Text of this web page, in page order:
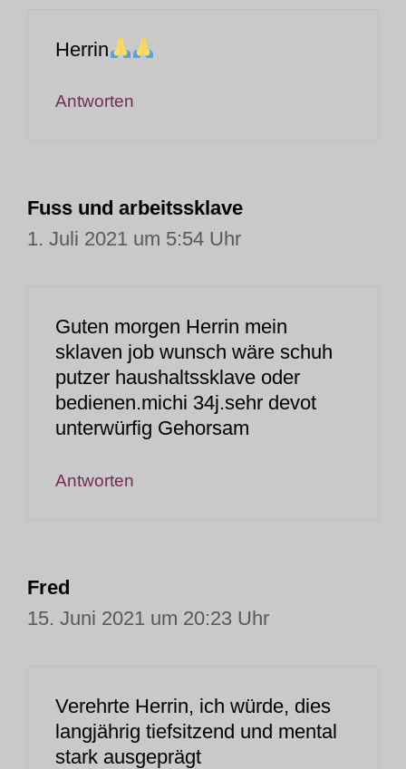
Herrin
Antworten
Fuss und arbeitssklave
1. Juli 2021 um 5:54 Uhr
Guten morgen Herrin mein
sklaven job wunsch wäre schuh
putzer haushaltssklave oder
bedienen.michi 34j.sehr devot
unterwürfig Gehorsam
Antworten
Fred
15. Juni 2021 um 20:23 Uhr
Verehrte Herrin, ich würde, dies
langjährig tiefsitzend und mental
stark ausgeprägt